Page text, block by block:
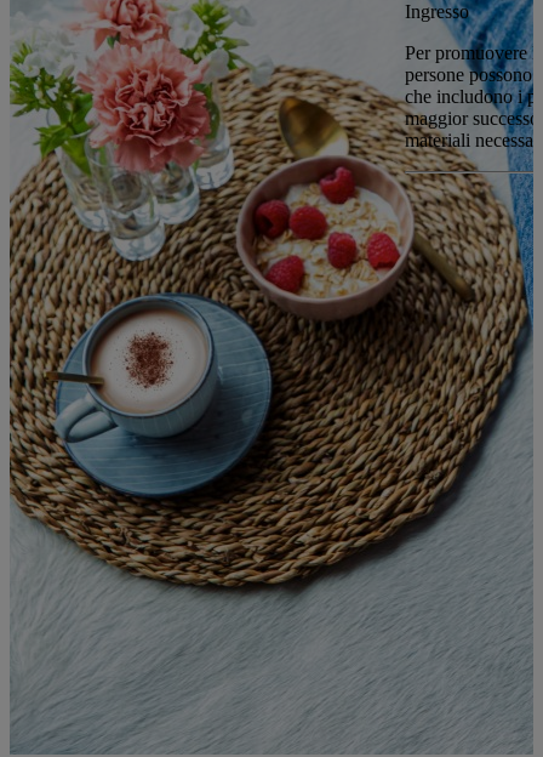
Ingresso
Per promuovere
persone possono
che includono i
maggior
materiali